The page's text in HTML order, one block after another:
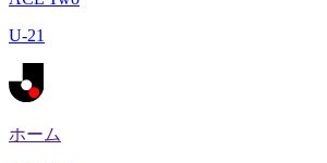
U-21
ホーム